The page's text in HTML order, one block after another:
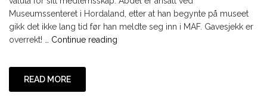
Museumssenteret i Hordaland, etter at han begynte på museet
gikk det ikke lang tid før han meldte seg inn i MAF. Gavesjekk er
overrekt! … Continue reading
READ MORE